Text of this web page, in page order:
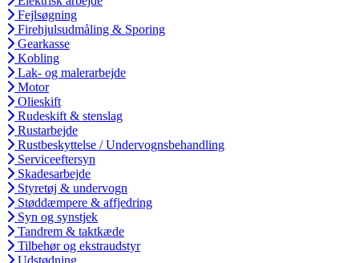
Fejlsøgning
Firehjulsudmåling & Sporing
Gearkasse
Kobling
Lak- og malerarbejde
Motor
Olieskift
Rudeskift & stenslag
Rustarbejde
Rustbeskyttelse / Undervognsbehandling
Serviceeftersyn
Skadesarbejde
Styretøj & undervogn
Støddæmpere & affjedring
Syn og synstjek
Tandrem & taktkæde
Tilbehør og ekstraudstyr